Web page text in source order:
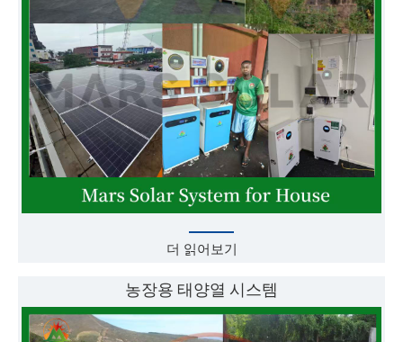
더 읽어보기
농장용 태양열 시스템